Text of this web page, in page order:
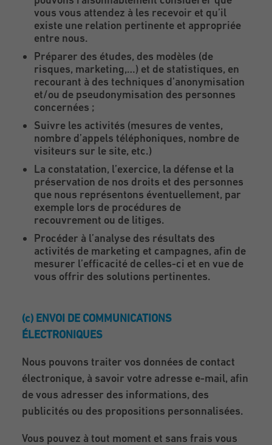
vous vous attendez à les recevoir et qu’il
existe une relation pertinente et appropriée
entre nous.
Préparer des études, des modèles (de
risques, marketing,…) et de statistiques, en
recourant à des techniques d’anonymisation
et/ou de pseudonymisation des personnes
concernées ;
Suivre les activités (mesures de ventes,
nombre d’appels téléphoniques, nombre de
visiteurs sur le site, etc.)
La constatation, l’exercice, la défense et la
préservation de nos droits et des personnes
que nous représentons éventuellement, par
exemple lors de procédures de
recouvrement ou de litiges.
Procéder à l’analyse des résultats des
activités de marketing et campagnes, afin de
mesurer l’efficacité de celles-ci et en vue de
vous offrir des solutions pertinentes.
(c) ENVOI DE COMMUNICATIONS
ÉLECTRONIQUES
Nous pouvons traiter vos données de contact
électronique, à savoir votre adresse e-mail, afin
de vous adresser des informations, des
publicités ou des propositions personnalisées.
Vous pouvez à tout moment et sans frais vous